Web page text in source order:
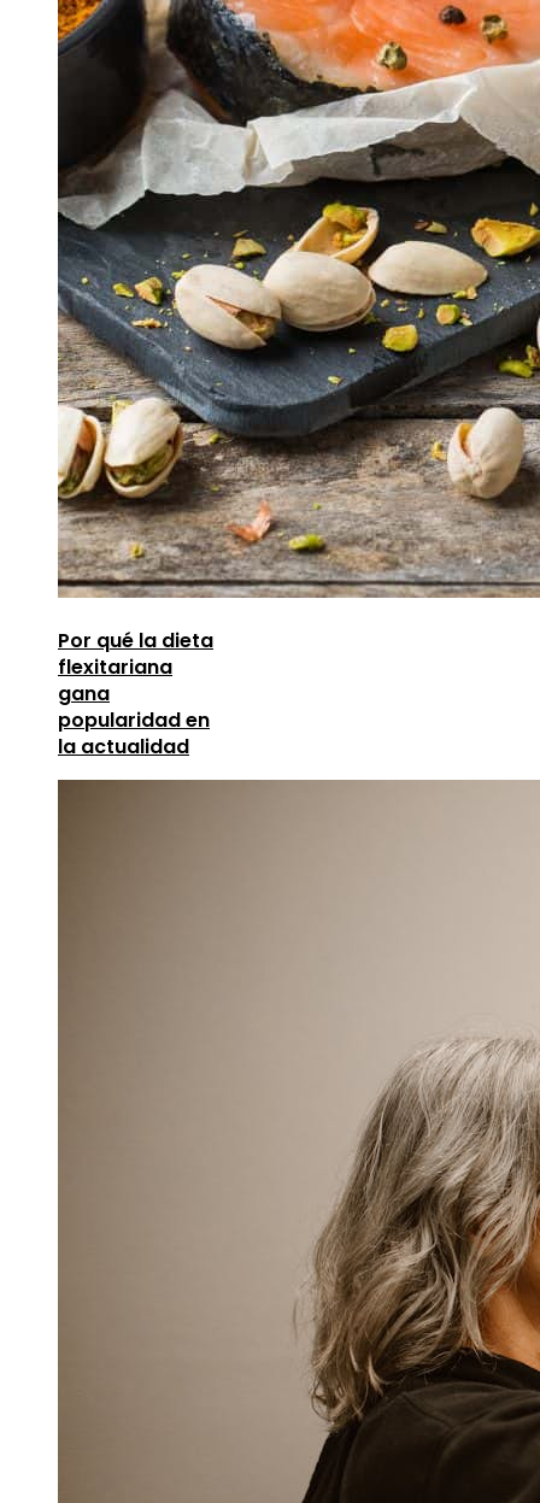
Por qué la dieta
flexitariana
gana
popularidad en
la actualidad